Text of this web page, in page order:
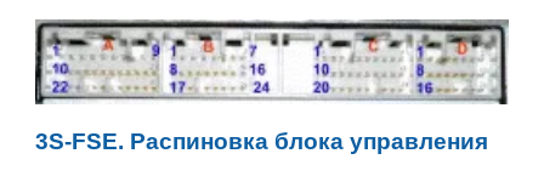
3S-FSE. Распиновка блока управления